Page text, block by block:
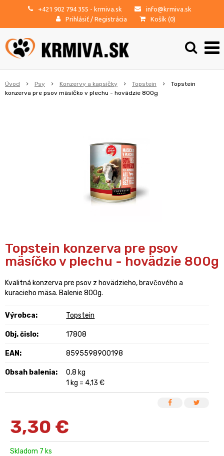
+421 902 794 355 - krmiva.sk
info@krmiva.sk
Prihlásiť / Registrácia Košík (0)
Úvod Psy Konzervy a kapsičky Topstein
Topstein
konzerva pre psov mäsíčko v plechu - hovädzie 800g
Topstein konzerva pre psov
mäsíčko v plechu - hovädzie 800g
Kvalitná konzerva pre psov z hovädzieho, bravčového a
kuracieho mäsa. Balenie 800g.
Výrobca: Topstein
Obj. čislo: 17808
EAN: 8595598900198
Obsah balenia:
0,8 kg
1 kg = 4,13 €
3,30 €
Skladom 7 ks